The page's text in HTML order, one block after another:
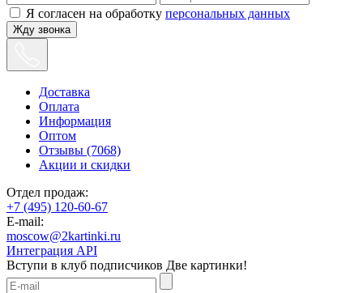
Я согласен на обработку персональных данных
Жду звонка
Доставка
Оплата
Информация
Оптом
Отзывы (7068)
Акции и скидки
Отдел продаж:
+7 (495) 120-60-67
E-mail:
moscow@2kartinki.ru
Интеграция API
Вступи в клуб подписчиков Две картинки!